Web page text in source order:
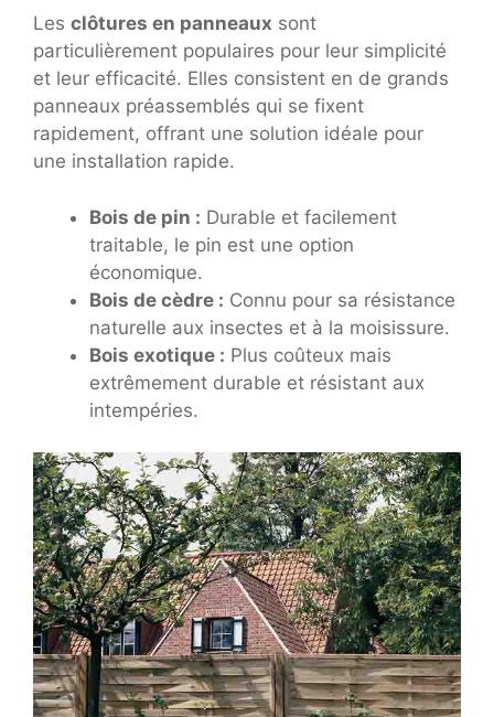
Les clôtures en panneaux sont
particulièrement populaires pour leur simplicité
et leur efficacité. Elles consistent en de grands
panneaux préassemblés qui se fixent
rapidement, offrant une solution idéale pour
une installation rapide.
Bois de pin : Durable et facilement
traitable, le pin est une option
économique.
Bois de cèdre : Connu pour sa résistance
naturelle aux insectes et à la moisissure.
Bois exotique : Plus coûteux mais
extrêmement durable et résistant aux
intempéries.